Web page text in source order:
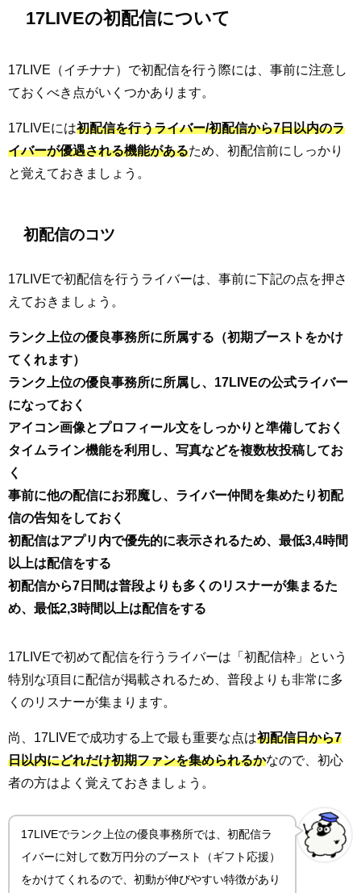
17LIVEの初配信について
17LIVE（イチナナ）で初配信を行う際には、事前に注意し
ておくべき点がいくつかあります。
17LIVEには初配信を行うライバー/初配信から7日以内のラ
イバーが優遇される機能があるため、初配信前にしっかり
と覚えておきましょう。
初配信のコツ
17LIVEで初配信を行うライバーは、事前に下記の点を押さ
えておきましょう。
ランク上位の優良事務所に所属する（初期ブーストをかけ
てくれます）
ランク上位の優良事務所に所属し、17LIVEの公式ライバー
になっておく
アイコン画像とプロフィール文をしっかりと準備しておく
タイムライン機能を利用し、写真などを複数枚投稿してお
く
事前に他の配信にお邪魔し、ライバー仲間を集めたり初配
信の告知をしておく
初配信はアプリ内で優先的に表示されるため、最低3,4時間
以上は配信をする
初配信から7日間は普段よりも多くのリスナーが集まるた
め、最低2,3時間以上は配信をする
17LIVEで初めて配信を行うライバーは「初配信枠」という
特別な項目に配信が掲載されるため、普段よりも非常に多
くのリスナーが集まります。
尚、17LIVEで成功する上で最も重要な点は初配信日から7
日以内にどれだけ初期ファンを集められるかなので、初心
者の方はよく覚えておきましょう。
17LIVEでランク上位の優良事務所では、初配信ラ
イバーに対して数万円分のブースト（ギフト応援）
をかけてくれるので、初動が伸びやすい特徴があり